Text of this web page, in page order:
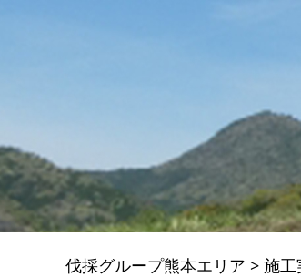
伐採グループ熊本エリア > 施工